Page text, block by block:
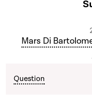
Mars Di
Question